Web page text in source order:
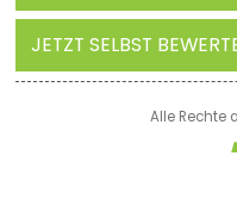
JETZT SELBST
Alle Rechte